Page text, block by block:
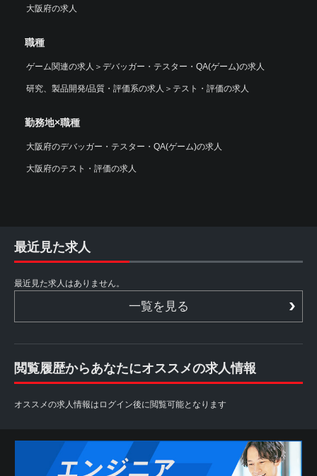
大阪府の求人
職種
ゲーム関連の求人 ＞ デバッガー・テスター・QA(ゲーム)の求人
研究、製品開発/品質・評価系の求人 ＞ テスト・評価の求人
勤務地×職種
大阪府のデバッガー・テスター・QA(ゲーム)の求人
大阪府のテスト・評価の求人
最近見た求人
最近見た求人はありません。
一覧を見る
閲覧履歴からあなたにオススメの求人情報
オススメの求人情報はログイン後に閲覧可能となります